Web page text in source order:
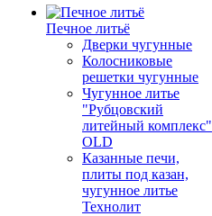
Печное литьё
Дверки чугунные
Колосниковые
решетки чугунные
Чугунное литье
"Рубцовский
литейный комплекс"
OLD
Казанные печи,
плиты под казан,
чугунное литье
Технолит